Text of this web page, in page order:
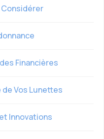
Considérer
Financières
Vos Lunettes
Innovations